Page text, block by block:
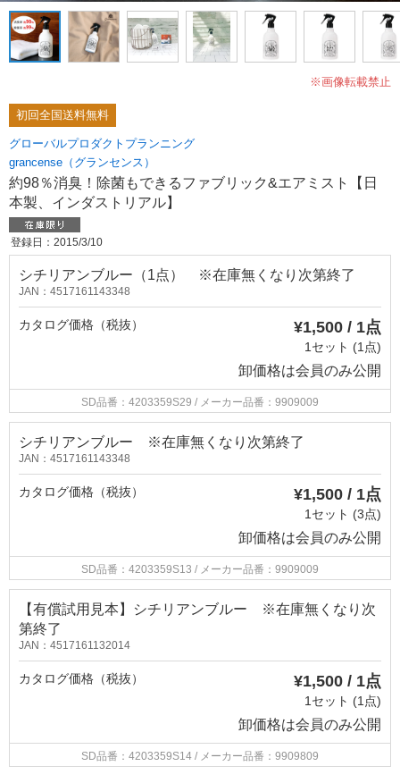
※画像転載禁止
初回全国送料無料
グローバルプロダクトプランニング
grancense（グランセンス）
約98％消臭！除菌もできるファブリック&エアミスト【日
本製、インダストリアル】
登録日：2015/3/10
シチリアンブルー（1点） ※在庫無くなり次第終了
JAN：4517161143348
カタログ価格（税抜） ¥1,500 / 1点
1セット (1点)
卸価格は会員のみ公開
SD品番：4203359S29 / メーカー品番：9909009
シチリアンブルー ※在庫無くなり次第終了
JAN：4517161143348
カタログ価格（税抜） ¥1,500 / 1点
1セット (3点)
卸価格は会員のみ公開
SD品番：4203359S13 / メーカー品番：9909009
【有償試用見本】シチリアンブルー ※在庫無くなり次
第終了
JAN：4517161132014
カタログ価格（税抜） ¥1,500 / 1点
1セット (1点)
卸価格は会員のみ公開
SD品番：4203359S14 / メーカー品番：9909809